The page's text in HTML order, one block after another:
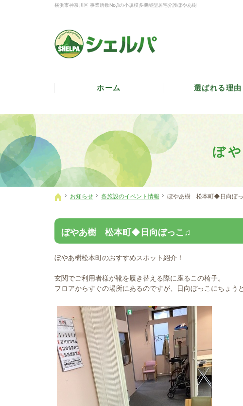
ぼ
横浜市神奈川区 事業所数No,1の小規模多機能型居宅介護ぼやあ樹
ホーム
お知らせ 各施設のイベント情報 ぼやあ樹 松本町◆日向ぼ
ぼやあ樹 松本町◆日向ぼっこ♫
ぼやあ樹松本町のおすすめスポット紹介！
玄関でご利用者様が靴を履き替える際に座るこの椅子。
フロアからすぐの場所にあるのですが、日向ぼっこにちょう
ホーム 選ばれる理由